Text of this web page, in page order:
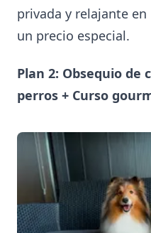
privada y relajante
un precio especial.
Plan 2: Obsequio de
perros + Curso